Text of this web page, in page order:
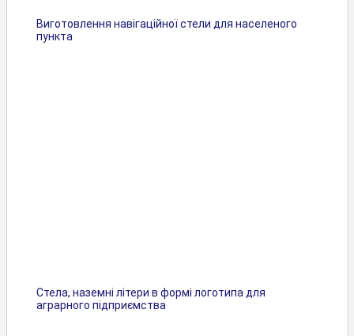
Виготовлення навігаційної стели для населеного
пункта
Стела, наземні літери в формі логотипа для
аграрного підприємства